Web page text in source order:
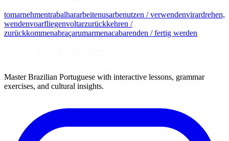
tomarnehmentrabalhararbeitenusarbenutzen / verwendenvirardrehen,
wendenvoarfliegenvoltarzurückkehren /
zurückkommenabraçarumarmenacabarenden / fertig werden
Master Brazilian Portuguese with interactive lessons, grammar
exercises, and cultural insights.